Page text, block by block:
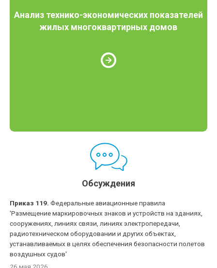
Анализ технико-экономических показателей
жилых многоквартирных домов
Обсуждения
Приказ 119. Федеральные авиационные правила
'Размещение маркировочных знаков и устройств на зданиях,
сооружениях, линиях связи, линиях электропередачи,
радиотехническом оборудовании и других объектах,
устанавливаемых в целях обеспечения безопасности полетов
воздушных судов'